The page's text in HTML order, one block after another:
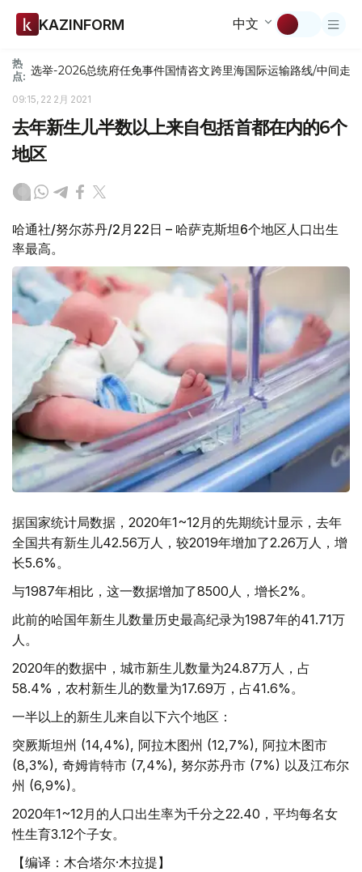
KAZINFORM 中文
热
点: 选举-2026总统府任免事件国情咨文跨里海国际运输路线/中间走廊
09:15, 22 2月 2021
去年新生儿半数以上来自包括首都在内的6个
地区
哈通社/努尔苏丹/2月22日 – 哈萨克斯坦6个地区人口出生
率最高。
据国家统计局数据，2020年1~12月的先期统计显示，去年
全国共有新生儿42.56万人，较2019年增加了2.26万人，增
长5.6%。
与1987年相比，这一数据增加了8500人，增长2%。
此前的哈国年新生儿数量历史最高纪录为1987年的41.71万
人。
2020年的数据中，城市新生儿数量为24.87万人，占
58.4%，农村新生儿的数量为17.69万，占41.6%。
一半以上的新生儿来自以下六个地区：
突厥斯坦州 (14,4%), 阿拉木图州 (12,7%), 阿拉木图市
(8,3%), 奇姆肯特市 (7,4%), 努尔苏丹市 (7%) 以及江布尔
州 (6,9%)。
2020年1~12月的人口出生率为千分之22.40，平均每名女
性生育3.12个子女。
【编译：木合塔尔·木拉提】